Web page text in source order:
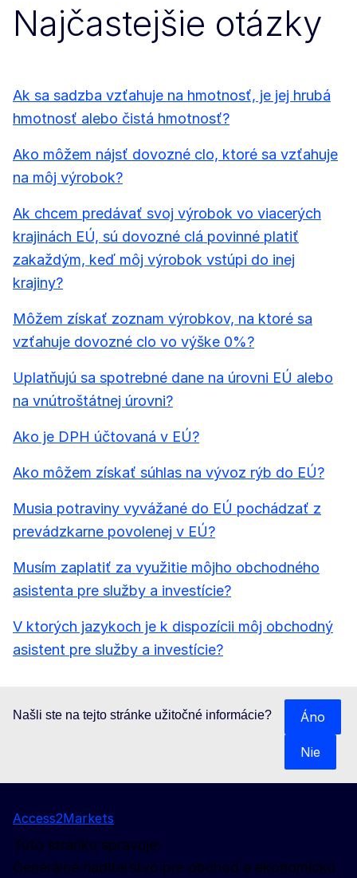
Najčastejšie otázky
Ak sa sadzba vzťahuje na hmotnosť, je jej hrubá
hmotnosť alebo čistá hmotnosť?
Ako môžem nájsť dovozné clo, ktoré sa vzťahuje
na môj výrobok?
Ak chcem predávať svoj výrobok vo viacerých
krajinách EÚ, sú dovozné clá povinné platiť
zakaždým, keď môj výrobok vstúpi do inej
krajiny?
Môžem získať zoznam výrobkov, na ktoré sa
vzťahuje dovozné clo vo výške 0%?
Uplatňujú sa spotrebné dane na úrovni EÚ alebo
na vnútroštátnej úrovni?
Ako je DPH účtovaná v EÚ?
Ako môžem získať súhlas na vývoz rýb do EÚ?
Musia potraviny vyvážané do EÚ pochádzať z
prevádzkarne povolenej v EÚ?
Musím zaplatiť za využitie môjho obchodného
asistenta pre služby a investície?
V ktorých jazykoch je k dispozícii môj obchodný
asistent pre služby a investície?
Našli ste na tejto stránke užitočné informácie? Áno
Nie
Access2Markets
Túto stránku spravuje:
Generálne riaditeľstvo pre obchod a ekonomickú